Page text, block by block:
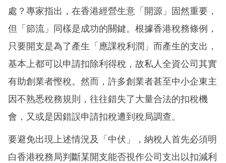
處？專家指出，在香港經營生意「開源」固然重要，
但「節流」同樣是成功的關鍵。根據香港稅務條例，
只要開支是為了產生「應課稅利潤」而產生的支出，
基本上都可以申請扣除利得稅，故私人全資公司其實
有助創業者慳稅。然而，許多創業者甚至中小企東主
因不熟悉稅務規則，往往錯失了大量合法的扣稅機
會，又或是因錯誤申請扣稅遭到稅局調查。
要避免出現上述情況及「中伏」，納稅人首先必須明
白香港稅務局判斷某開支能否視作公司支出以扣減利